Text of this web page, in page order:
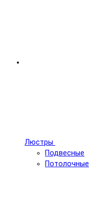
Люстры
Подвесные
Потолочные